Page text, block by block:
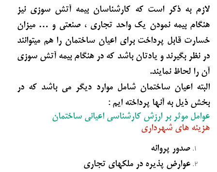
لازم به ذکر است که کارشناسان بیمه آتش سوزی نیز
هنگام بیمه نمودن یک واحد تجاری ، صنعتی و … میزان
خسارت قابل پرداخت برای اعیان ساختمان را هم میتوانند
در نظر بگیرند و یادتان باشد که در هنگام بیمه آتش سوزی
آن را لحاظ نمایند.
البته اعیان ساختمان شامل موارد دیگر می باشد که در
بخش ذیل به آنها پرداخته ایم :
عوامل موثر بر ارزش کارشناسی اعیانی ساختمان
هزینه های شهرداری
صدور پروانه
عوارض پذیره در ملکهای تجاری